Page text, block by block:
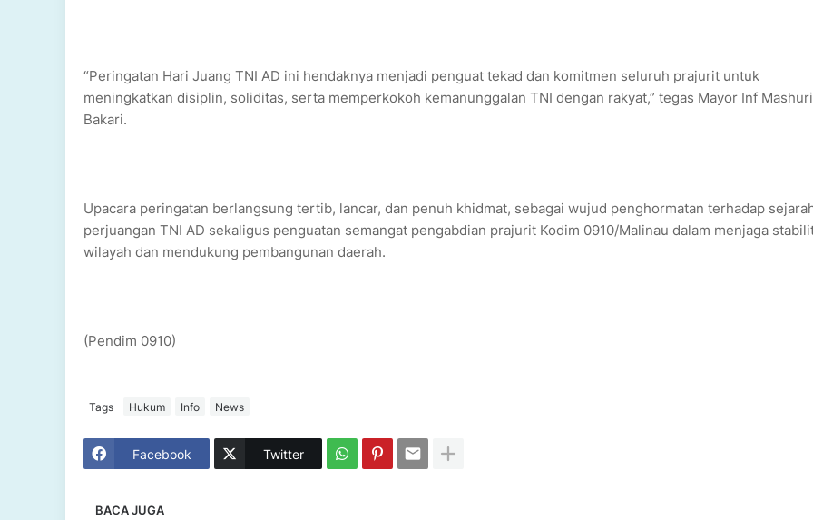
“Peringatan Hari Juang TNI AD ini hendaknya menjadi penguat tekad dan komitmen seluruh prajurit untuk
meningkatkan disiplin, soliditas, serta memperkokoh kemanunggalan TNI dengan rakyat,” tegas Mayor Inf
Bakari.
Upacara peringatan berlangsung tertib, lancar, dan penuh khidmat, sebagai wujud penghormatan terhadap
perjuangan TNI AD sekaligus penguatan semangat pengabdian prajurit Kodim 0910/Malinau dalam menjaga
wilayah dan mendukung pembangunan daerah.
(Pendim 0910)
Tags Hukum Info News
Facebook Twitter
BACA JUGA